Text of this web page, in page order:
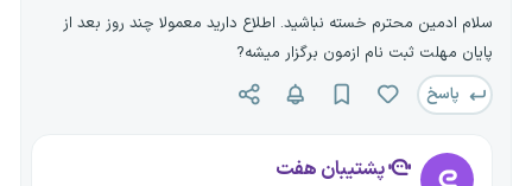
سلام ادمین محترم خسته نباشید. اطلاع دارید معمولا چند روز بعد از
پایان مهلت ثبت نام ازمون برگزار میشه?
پاسخ
پشتیبان هفت